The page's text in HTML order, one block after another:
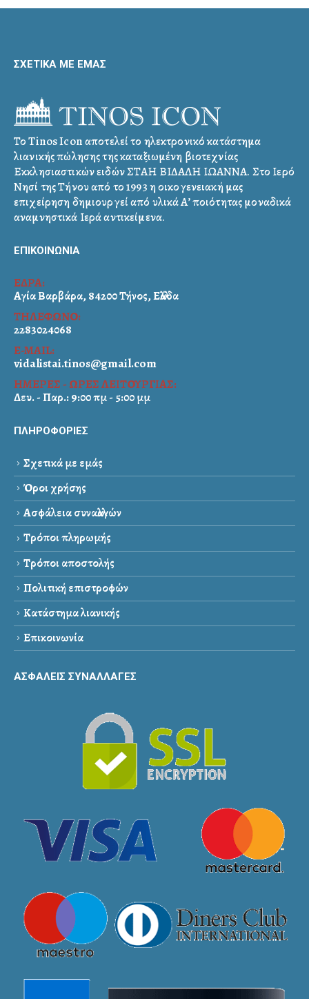
ΣΧΕΤΙΚΑ ΜΕ ΕΜΑΣ
Το Tinos Icon αποτελεί το ηλεκτρονικό κατάστημα
λιανικής πώλησης της καταξιωμένη βιοτεχνίας
Εκκλησιαστικών ειδών ΣΤΑΗ ΒΙΔΑΛΗ ΙΩΑΝΝΑ. Στο Ιερό
Νησί της Τήνου από το 1993 η οικογενειακή μας
επιχείρηση δημιουργεί από υλικά Α’ ποιότητας μοναδικά
αναμνηστικά Ιερά αντικείμενα.
ΕΠΙΚΟΙΝΩΝΙΑ
ΕΔΡΑ:
Αγία Βαρβάρα, 84200 Τήνος, Ελλάδα
ΤΗΛΕΦΩΝΟ:
2283024068
E-MAIL:
vidalistai.tinos@gmail.com
ΗΜΕΡΕΣ - ΩΡΕΣ ΛΕΙΤΟΥΡΓΙΑΣ:
Δευ. - Παρ.: 9:00 πμ - 5:00 μμ
ΠΛΗΡΟΦΟΡΙΕΣ
Σχετικά με εμάς
Όροι χρήσης
Ασφάλεια συναλλαγών
Τρόποι πληρωμής
Τρόποι αποστολής
Πολιτική επιστροφών
Κατάστημα λιανικής
Επικοινωνία
ΑΣΦΑΛΕΙΣ ΣΥΝΑΛΛΑΓΕΣ